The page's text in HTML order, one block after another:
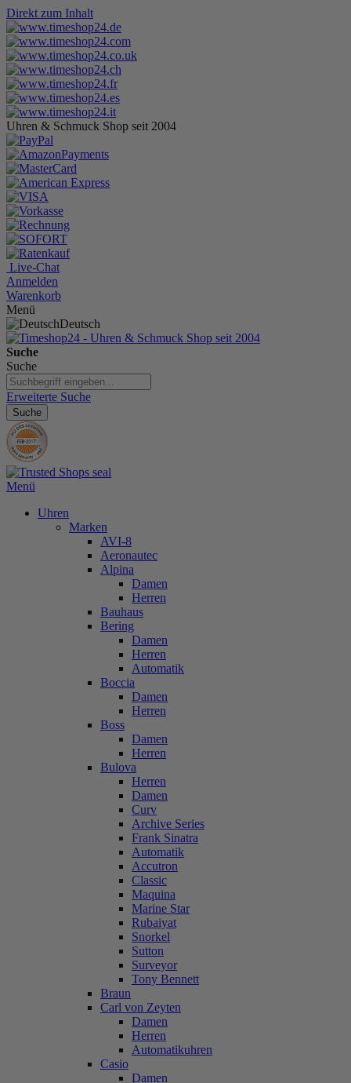
Direkt zum Inhalt
Uhren & Schmuck Shop seit 2004
Live-Chat
Anmelden
Warenkorb
Menü
Deutsch
Suche
Suche
Erweiterte Suche
Suche
Menü
Uhren
Marken
AVI-8
Aeronautec
Alpina
Damen
Herren
Bauhaus
Bering
Damen
Herren
Automatik
Boccia
Damen
Herren
Boss
Damen
Herren
Bulova
Herren
Damen
Curv
Archive Series
Frank Sinatra
Automatik
Accutron
Classic
Maquina
Marine Star
Rubaiyat
Snorkel
Sutton
Surveyor
Tony Bennett
Braun
Carl von Zeyten
Damen
Herren
Automatikuhren
Casio
Damen